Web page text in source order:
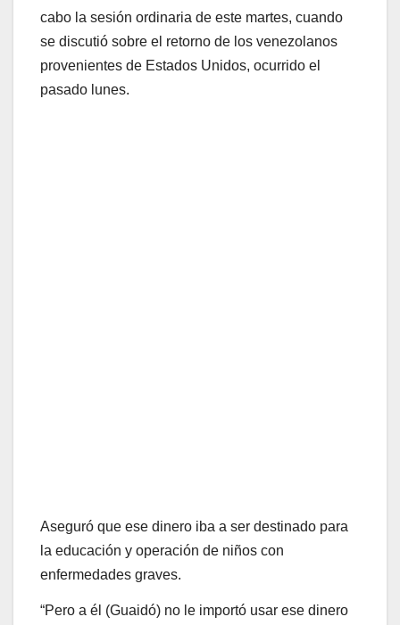
cabo la sesión ordinaria de este martes, cuando
se discutió sobre el retorno de los venezolanos
provenientes de Estados Unidos, ocurrido el
pasado lunes.
Aseguró que ese dinero iba a ser destinado para
la educación y operación de niños con
enfermedades graves.
“Pero a él (Guaidó) no le importó usar ese dinero